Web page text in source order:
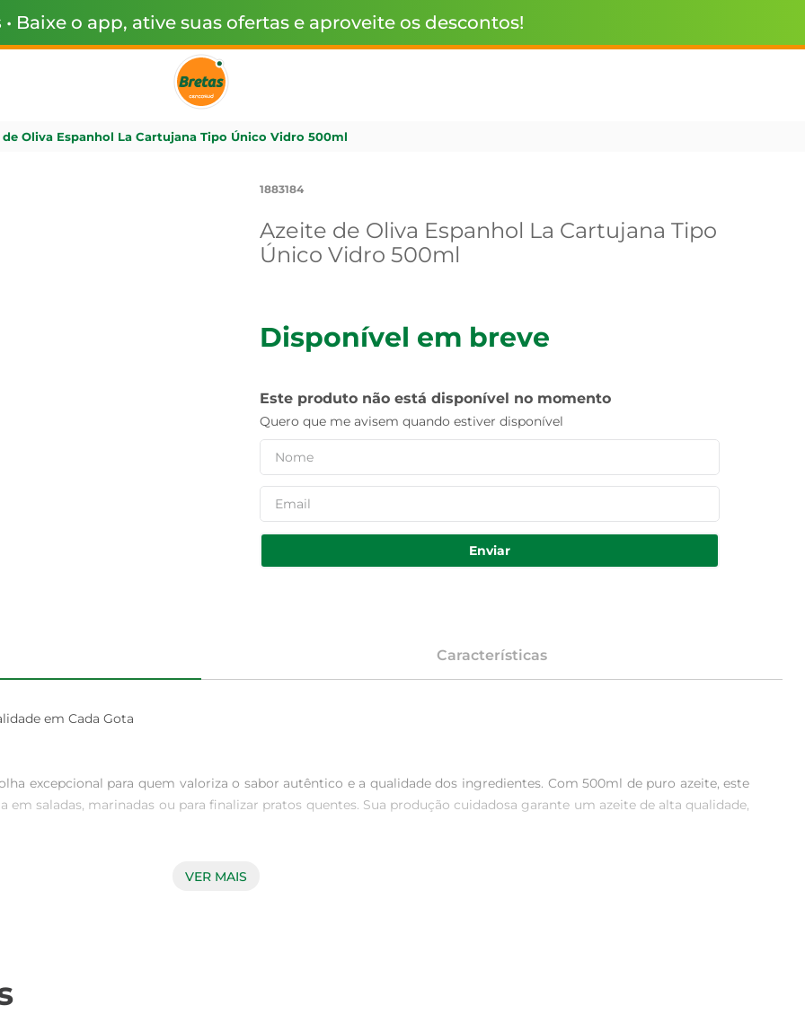
• Baixe o app, ative suas ofertas e aproveite os descontos!
Oliva Espanhol La Cartujana Tipo Único Vidro 500ml
1883184
Azeite de Oliva Espanhol La Cartujana Tipo
Único Vidro 500ml
Disponível em breve
Este produto não está disponível no momento
Quero que me avisem quando estiver disponível
Enviar
Características
em Cada Gota
excepcional para quem valoriza o sabor autêntico e a qualidade dos ingredientes. Com 500ml de puro azeite, este
em saladas, marinadas ou para finalizar pratos quentes. Sua produção cuidadosa garante um azeite de alta qualidade,
versátil e pode ser utilizado em diversas preparações. Ele é perfeito para temperar saladas, dar um toque especial
VER MAIS